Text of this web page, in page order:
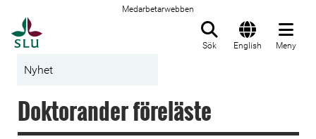
Medarbetarwebben
Sök English Meny
Nyhet
Doktorander föreläste